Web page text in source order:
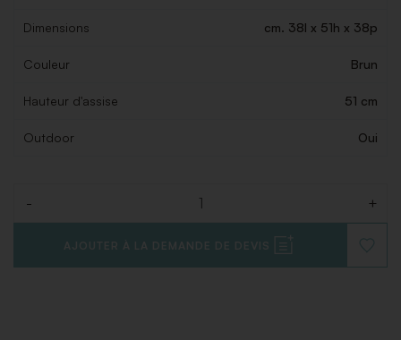
Dimensions cm. 38l x 51h x 38p
Couleur Brun
Hauteur d'assise 51 cm
Outdoor Oui
- +
AJOUTER À LA DEMANDE DE DEVIS
À